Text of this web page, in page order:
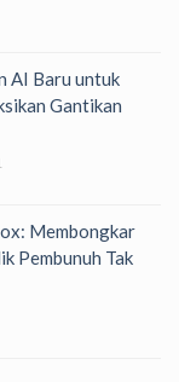
AI Baru untuk
Gantikan
Membongkar
Pembunuh Tak